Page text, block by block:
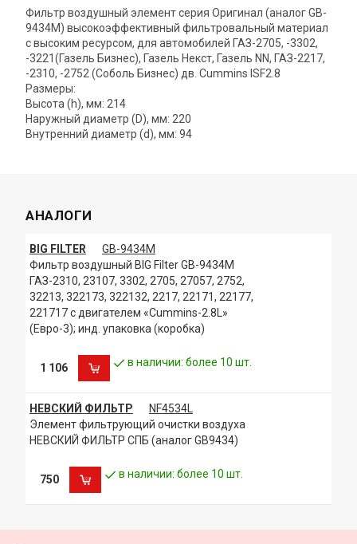
Фильтр воздушный элемент серия Оригинал (аналог GB-
9434M) высокоэффективный фильтровальный материал
с высоким ресурсом, для автомобилей ГАЗ-2705, -3302,
-3221(Газель Бизнес), Газель Некст, Газель NN, ГАЗ-2217,
-2310, -2752 (Соболь Бизнес) дв. Cummins ISF2.8
Размеры:
Высота (h), мм: 214
Наружный диаметр (D), мм: 220
Внутренний диаметр (d), мм: 94
АНАЛОГИ
BIG FILTER
GB-9434M
Фильтр воздушный BIG Filter GB-9434M
ГАЗ-2310, 23107, 3302, 2705, 27057, 2752,
32213, 322173, 322132, 2217, 22171, 22177,
221717 с двигателем «Cummins-2.8L»
(Евро-3); инд. упаковка (коробка)
1 106 в наличии: более 10 шт.
НЕВСКИЙ ФИЛЬТР
NF4534L
Элемент фильтрующий очистки воздуха
НЕВСКИЙ ФИЛЬТР СПБ (аналог GB9434)
750 в наличии: более 10 шт.